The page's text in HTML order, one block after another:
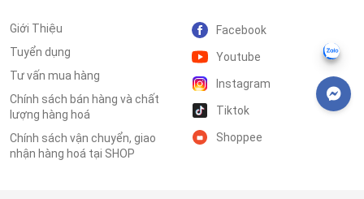
Giới Thiệu
Tuyển dụng
Tư vấn mua hàng
Chính sách bán hàng và chất
lượng hàng hoá
Chính sách vận chuyển, giao
nhận hàng hoá tại SHOP
Facebook
Youtube
Instagram
Tiktok
Shoppee